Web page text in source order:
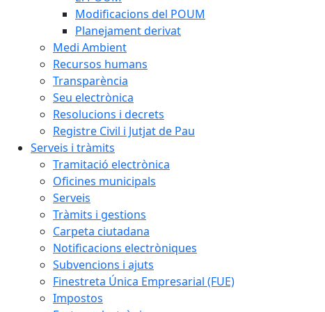
Modificacions del POUM
Planejament derivat
Medi Ambient
Recursos humans
Transparència
Seu electrònica
Resolucions i decrets
Registre Civil i Jutjat de Pau
Serveis i tràmits
Tramitació electrònica
Oficines municipals
Serveis
Tràmits i gestions
Carpeta ciutadana
Notificacions electròniques
Subvencions i ajuts
Finestreta Única Empresarial (FUE)
Impostos